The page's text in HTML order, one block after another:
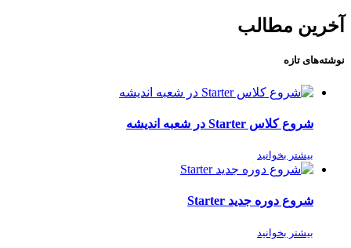
آخرین مطالب
نوشته‌های تازه
شروع کلاس Starter در شعبه اندیشه
بیشتر بخوانید
شروع دوره جدید Starter
بیشتر بخوانید